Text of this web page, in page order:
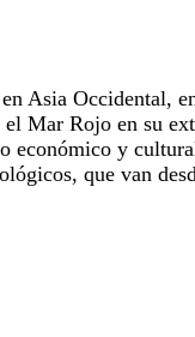
Asia Occidental,
el Mar Rojo en su
económico y
que van